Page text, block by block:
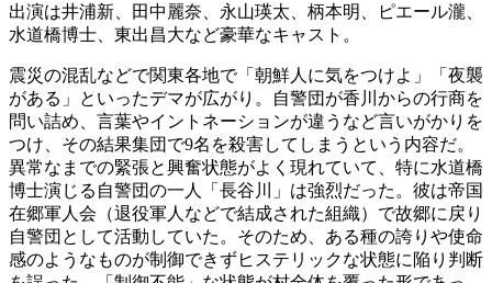
出演は井浦新、田中麗奈、永山瑛太、柄本明、ピエール瀧、
水道橋博士、東出昌大など豪華なキャスト。
震災の混乱などで関東各地で「朝鮮人に気をつけよ」「夜襲
がある」といったデマが広がり。自警団が香川からの行商を
問い詰め、言葉やイントネーションが違うなど言いがかりを
つけ、その結果集団で9名を殺害してしまうという内容だ。
異常なまでの緊張と興奮状態がよく現れていて、特に水道橋
博士演じる自警団の一人「長谷川」は強烈だった。彼は帝国
在郷軍人会（退役軍人などで結成された組織）で故郷に戻り
自警団として活動していた。そのため、ある種の誇りや使命
感のようなものが制御できずヒステリックな状態に陥り判断